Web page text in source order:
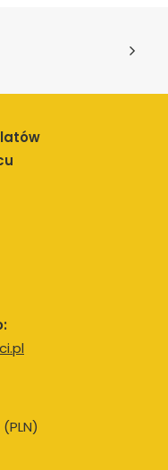
(PLN)